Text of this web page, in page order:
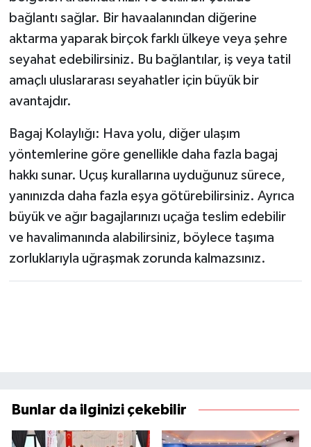
bağlantı sağlar. Bir havaalanından diğerine
aktarma yaparak birçok farklı ülkeye veya şehre
seyahat edebilirsiniz. Bu bağlantılar, iş veya tatil
amaçlı uluslararası seyahatler için büyük bir
avantajdır.
Bagaj Kolaylığı: Hava yolu, diğer ulaşım
yöntemlerine göre genellikle daha fazla bagaj
hakkı sunar. Uçuş kurallarına uyduğunuz sürece,
yanınızda daha fazla eşya götürebilirsiniz. Ayrıca
büyük ve ağır bagajlarınızı uçağa teslim edebilir
ve havalimanında alabilirsiniz, böylece taşıma
zorluklarıyla uğraşmak zorunda kalmazsınız.
Bunlar da ilginizi çekebilir